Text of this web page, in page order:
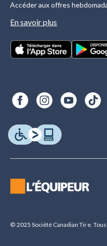
Accéder aux offres
En savoir plus
© 2025 Société Canadian Tire.